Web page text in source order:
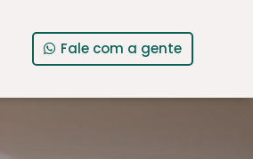
Fale com a gente